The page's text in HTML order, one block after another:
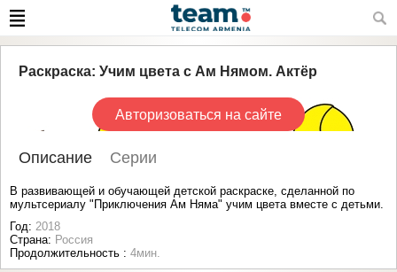
Раскраска: Учим цвета c Ам Нямом. Актёр
Авторизоваться на сайте
Описание Серии
В развивающей и обучающей детской раскраске, сделанной по
мультсериалу "Приключения Ам Няма" учим цвета вместе с детьми.
Год: 2018
Страна: Россия
Продолжительность : 4мин.